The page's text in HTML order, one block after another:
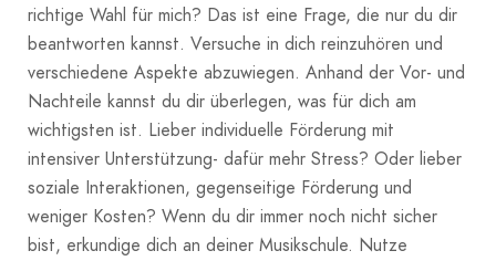
richtige Wahl für mich? Das ist eine Frage, die nur du dir
beantworten kannst. Versuche in dich reinzuhören und
verschiedene Aspekte abzuwiegen. Anhand der Vor- und
Nachteile kannst du dir überlegen, was für dich am
wichtigsten ist. Lieber individuelle Förderung mit
intensiver Unterstützung- dafür mehr Stress? Oder lieber
soziale Interaktionen, gegenseitige Förderung und
weniger Kosten? Wenn du dir immer noch nicht sicher
bist, erkundige dich an deiner Musikschule. Nutze